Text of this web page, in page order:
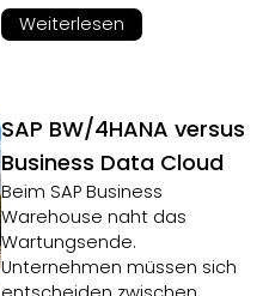
Weiterlesen
SAP BW/4HANA versus
Business Data Cloud
Beim SAP Business
Warehouse naht das
Wartungsende.
Unternehmen müssen sich